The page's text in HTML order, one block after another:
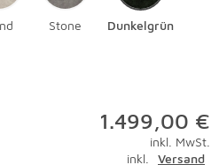
Stone Dunkelgrün
1.499,00 €
inkl. MwSt.
inkl.
Versand